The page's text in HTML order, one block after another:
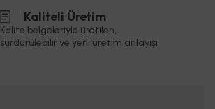
Kaliteli Üretim
Kalite belgeleriyle üretilen,
sürdürülebilir ve yerli üretim anlayışı